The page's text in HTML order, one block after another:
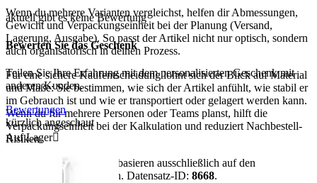
Wenn du mehrere Varianten vergleichst, helfen dir Abmessungen,
Gewicht und Verpackungseinheit bei der Planung (Versand,
Lagerung, Ausgabe). So passt der Artikel nicht nur optisch, sondern
auch organisatorisch in deinen Prozess.
Für eine sichere Kaufentscheidung lohnt sich der Blick auf Material
und Maße: Sie bestimmen, wie sich der Artikel anfühlt, wie stabil er
im Gebrauch ist und wie er transportiert oder gelagert werden kann.
Wenn du für mehrere Personen oder Teams planst, hilft die
Verpackungseinheit bei der Kalkulation und reduziert Nachbestell-
Risiken.
Alle Aussagen basieren ausschließlich auf den
vorhandenen Artikeldaten. Datensatz-ID: 8668.
aktuell gibt es keine Bewertung
Bewerten Sie das Geschenk
Teilen Sie Ihre Erfahrung mit dem personalisierten Geschenk mit
anderen Kunden.
Bewertungen
kürzlich angeschaut
Auf Lager